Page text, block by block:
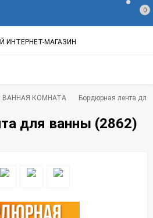
0
ИНТЕРНЕТ-МАГАЗИН
ВАННАЯ КОМНАТА Бордюрная лента
для ванны (2862)